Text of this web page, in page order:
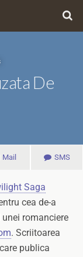
De
Mail SMS
Saga
cea de-a
romanciere
. Scriitoarea
publica